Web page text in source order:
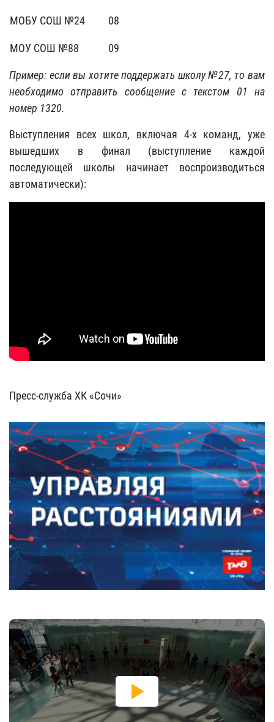
МОБУ СОШ №24 08
МОУ СОШ №88 09
Пример: если вы хотите поддержать школу №27, то вам
необходимо отправить сообщение с текстом 01 на
номер 1320.
Выступления всех школ, включая 4-х команд, уже
вышедших в финал (выступление каждой
последующей школы начинает воспроизводиться
автоматически):
Пресс-служба ХК «Сочи»